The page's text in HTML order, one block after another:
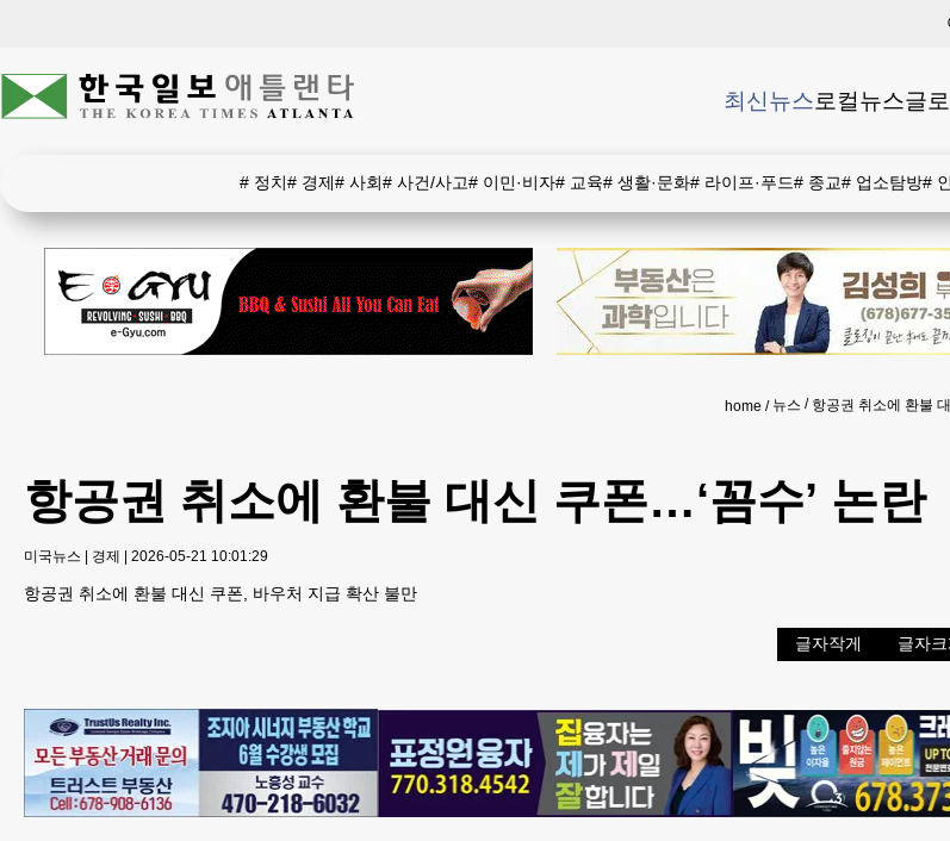
최신뉴스로컬뉴스글
# 정치# 경제# 사회# 사건/사고# 이민·비자# 교육# 생활·문화# 라이프·푸드# 종교# 업소탐방#
home 뉴스 항공권 취소에 환불
항공권 취소에 환불 대신 쿠폰…‘꼼수’ 논란
미국뉴스 | 경제 | 2026-05-21 10:01:29
항공권 취소에 환불 대신 쿠폰, 바우처 지급 확산 불만
글자작게 글자크